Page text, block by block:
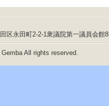
区永田町2-2-1衆議院第一議員会
All rights reserved.